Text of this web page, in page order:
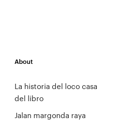
About
La historia del loco casa
del libro
Jalan margonda raya